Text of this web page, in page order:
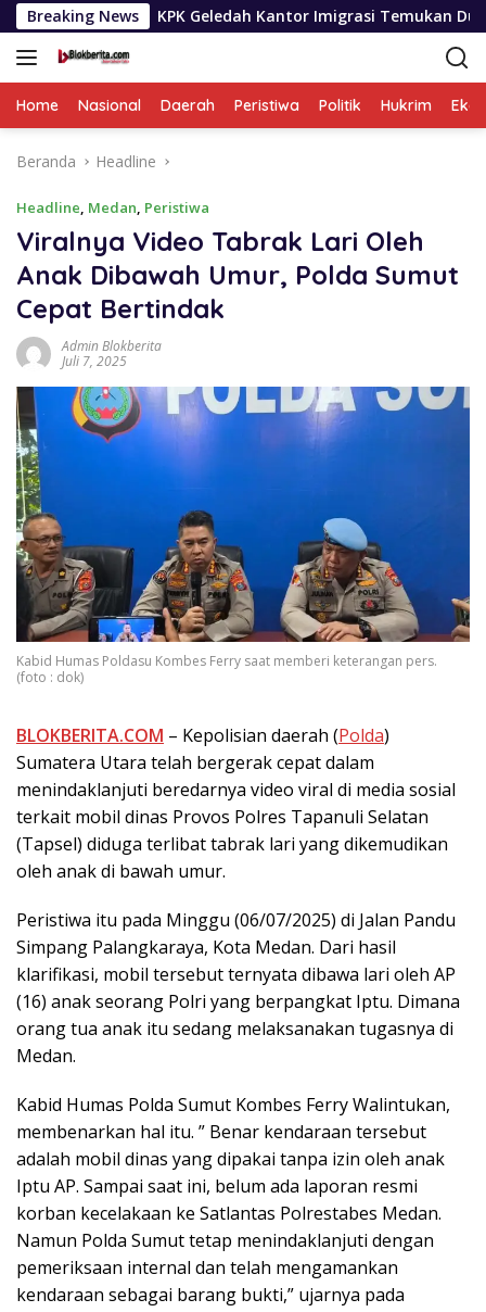
Langsung
ke
konten
Breaking News
KPK Geledah Kantor Imigrasi Temukan Dugaan Pemerasaan
Home Nasional Daerah Peristiwa Politik Hukrim
Beranda Headline
Headline, Medan, Peristiwa
Viralnya Video Tabrak Lari Oleh
Anak Dibawah Umur, Polda Sumut
Cepat Bertindak
Admin Blokberita
Juli 7, 2025
Kabid Humas Poldasu Kombes Ferry saat memberi keterangan pers.
(foto : dok)
BLOKBERITA.COM – Kepolisian daerah (Polda)
Sumatera Utara telah bergerak cepat dalam
menindaklanjuti beredarnya video viral di media sosial
terkait mobil dinas Provos Polres Tapanuli Selatan
(Tapsel) diduga terlibat tabrak lari yang dikemudikan
oleh anak di bawah umur.
Peristiwa itu pada Minggu (06/07/2025) di Jalan Pandu
Simpang Palangkaraya, Kota Medan. Dari hasil
klarifikasi, mobil tersebut ternyata dibawa lari oleh AP
(16) anak seorang Polri yang berpangkat Iptu. Dimana
orang tua anak itu sedang melaksanakan tugasnya di
Medan.
Kabid Humas Polda Sumut Kombes Ferry Walintukan,
membenarkan hal itu. ” Benar kendaraan tersebut
adalah mobil dinas yang dipakai tanpa izin oleh anak
Iptu AP. Sampai saat ini, belum ada laporan resmi
korban kecelakaan ke Satlantas Polrestabes Medan.
Namun Polda Sumut tetap menindaklanjuti dengan
pemeriksaan internal dan telah mengamankan
kendaraan sebagai barang bukti,” ujarnya pada